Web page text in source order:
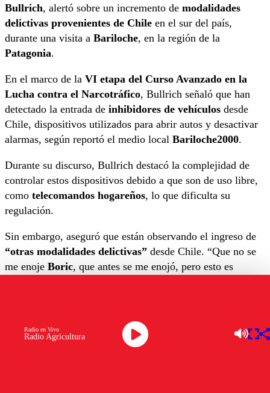
Bullrich, alertó sobre un incremento de modalidades
delictivas provenientes de Chile en el sur del país,
durante una visita a Bariloche, en la región de la
Patagonia.
En el marco de la VI etapa del Curso Avanzado en la
Lucha contra el Narcotráfico, Bullrich señaló que han
detectado la entrada de inhibidores de vehículos desde
Chile, dispositivos utilizados para abrir autos y desactivar
alarmas, según reportó el medio local Bariloche2000.
Durante su discurso, Bullrich destacó la complejidad de
controlar estos dispositivos debido a que son de uso libre,
como telecomandos hogareños, lo que dificulta su
regulación.
Sin embargo, aseguró que están observando el ingreso de
“otras modalidades delictivas” desde Chile. “Que no se
me enoje Boric, que antes se me enojó, pero esto es
Precedentes de tensiones entre Argentina
Radio Agricultura
Radio en Vivo